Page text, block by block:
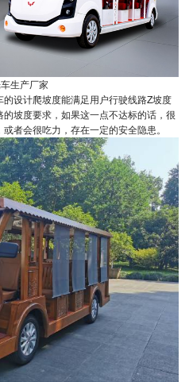
生产厂家
设计爬坡度能满足用户行驶线路Z坡度
坡度要求，如果这一点不达标的话，很
者会很吃力，存在一定的安全隐患。